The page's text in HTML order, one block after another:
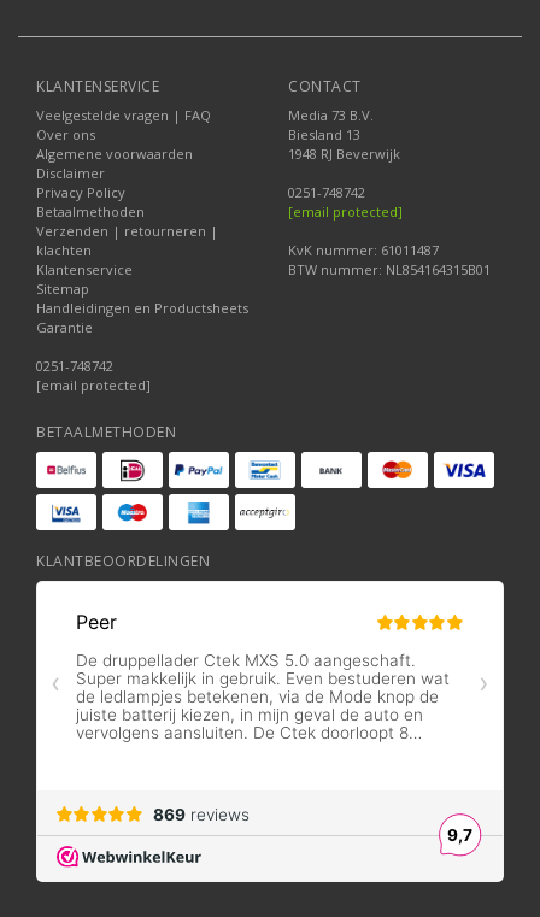
KLANTENSERVICE
Veelgestelde vragen | FAQ
Over ons
Algemene voorwaarden
Disclaimer
Privacy Policy
Betaalmethoden
Verzenden | retourneren |
klachten
Klantenservice
Sitemap
Handleidingen en Productsheets
Garantie
0251-748742
[email protected]
CONTACT
Media 73 B.V.
Biesland 13
1948 RJ Beverwijk
0251-748742
[email protected]
KvK nummer: 61011487
BTW nummer: NL854164315B01
BETAALMETHODEN
KLANTBEOORDELINGEN